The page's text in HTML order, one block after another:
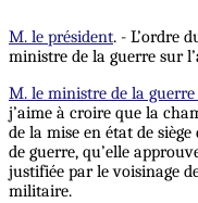
M. le président. - L’ordre
ministre de la guerre sur
M. le ministre de la
j’aime à croire que la
de la mise en état de
de guerre, qu’elle
justifiée par le voisinage
militaire.